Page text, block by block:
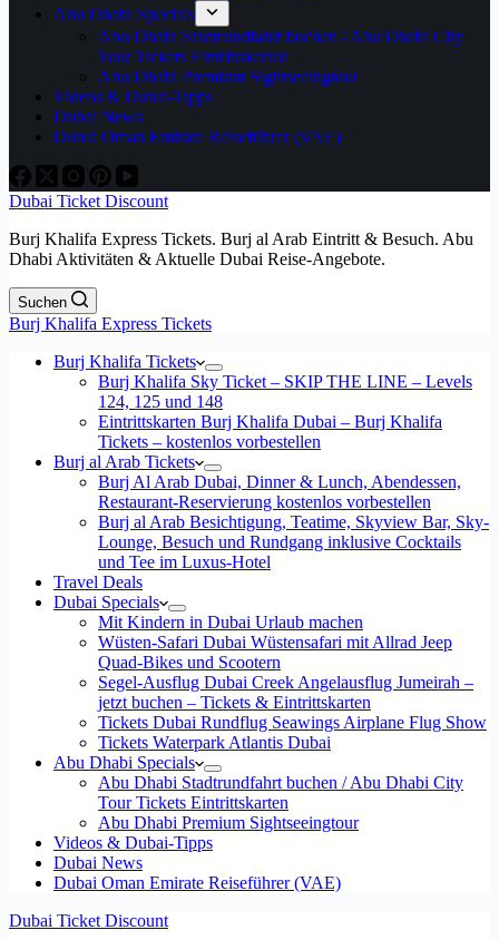
Abu Dhabi Specials
Abu Dhabi Stadtrundfahrt buchen / Abu Dhabi City
Tour Tickets Eintrittskarten
Abu Dhabi Premium Sightseeingtour
Videos & Dubai-Tipps
Dubai News
Dubai Oman Emirate Reiseführer (VAE)
Dubai Ticket Discount
Burj Khalifa Express Tickets. Burj al Arab Eintritt & Besuch. Abu
Dhabi Aktivitäten & Aktuelle Dubai Reise-Angebote.
Suchen
Burj Khalifa Express Tickets
Burj Khalifa Tickets
Burj Khalifa Sky Ticket – SKIP THE LINE – Levels
124, 125 und 148
Eintrittskarten Burj Khalifa Dubai – Burj Khalifa
Tickets – kostenlos vorbestellen
Burj al Arab Tickets
Burj Al Arab Dubai, Dinner & Lunch, Abendessen,
Restaurant-Reservierung kostenlos vorbestellen
Burj al Arab Besichtigung, Teatime, Skyview Bar, Sky-
Lounge, Besuch und Rundgang inklusive Cocktails
und Tee im Luxus-Hotel
Travel Deals
Dubai Specials
Mit Kindern in Dubai Urlaub machen
Wüsten-Safari Dubai Wüstensafari mit Allrad Jeep
Quad-Bikes und Scootern
Segel-Ausflug Dubai Creek Angelausflug Jumeirah –
jetzt buchen – Tickets & Eintrittskarten
Tickets Dubai Rundflug Seawings Airplane Flug Show
Tickets Waterpark Atlantis Dubai
Abu Dhabi Specials
Abu Dhabi Stadtrundfahrt buchen / Abu Dhabi City
Tour Tickets Eintrittskarten
Abu Dhabi Premium Sightseeingtour
Videos & Dubai-Tipps
Dubai News
Dubai Oman Emirate Reiseführer (VAE)
Dubai Ticket Discount